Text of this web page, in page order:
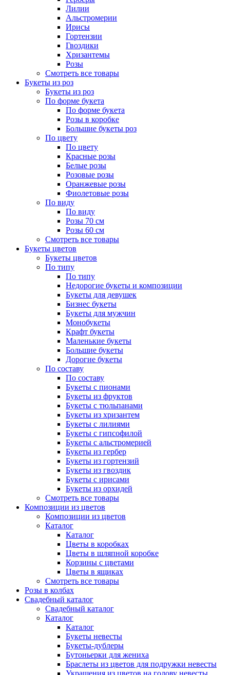
Лилии
Альстромерии
Ирисы
Гортензии
Гвоздики
Хризантемы
Розы
Смотреть все товары
Букеты из роз
Букеты из роз
По форме букета
По форме букета
Розы в коробке
Большие букеты роз
По цвету
По цвету
Красные розы
Белые розы
Розовые розы
Оранжевые розы
Фиолетовые розы
По виду
По виду
Розы 70 см
Розы 60 см
Смотреть все товары
Букеты цветов
Букеты цветов
По типу
По типу
Недорогие букеты и композиции
Букеты для девушек
Бизнес букеты
Букеты для мужчин
Монобукеты
Крафт букеты
Маленькие букеты
Большие букеты
Дорогие букеты
По составу
По составу
Букеты с пионами
Букеты из фруктов
Букеты с тюльпанами
Букеты из хризантем
Букеты с лилиями
Букеты с гипсофилой
Букеты с альстромерией
Букеты из гербер
Букеты из гортензий
Букеты из гвоздик
Букеты с ирисами
Букеты из орхидей
Смотреть все товары
Композиции из цветов
Композиции из цветов
Каталог
Каталог
Цветы в коробках
Цветы в шляпной коробке
Корзины с цветами
Цветы в ящиках
Смотреть все товары
Розы в колбах
Свадебный каталог
Свадебный каталог
Каталог
Каталог
Букеты невесты
Букеты-дублеры
Бутоньерки для жениха
Браслеты из цветов для подружки невесты